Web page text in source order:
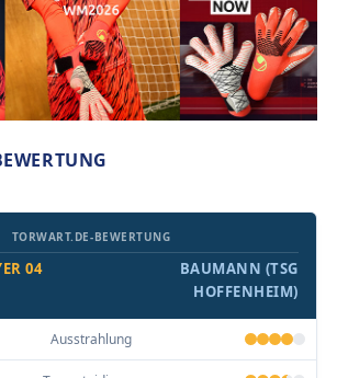
04
TORWART.DE-BEWERTUNG
BAUMANN (TSG
HOFFENHEIM)
Ausstrahlung